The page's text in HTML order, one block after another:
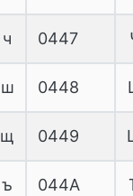
ч 0447
ш 0448
щ 0449
ъ 044A